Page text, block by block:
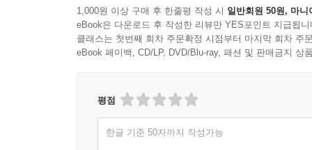
1,000원 이상 구매 후 한줄평 작성 시 일반회원 50원, 마니
eBook은 다운로드 후 작성한 리뷰만 YES포인트 지급됩니
클래스는 첫번째 회차 주문확정 시점부터 마지막 회차 주
eBook 페이백, CD/LP, DVD/Blu-ray, 패션 및 판매금지 상
평점
한글 기준 50자까지 작성가능